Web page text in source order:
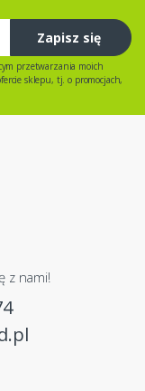
Zapisz się
przetwarzania moich
sklepu, tj. o promocjach,
z nami!